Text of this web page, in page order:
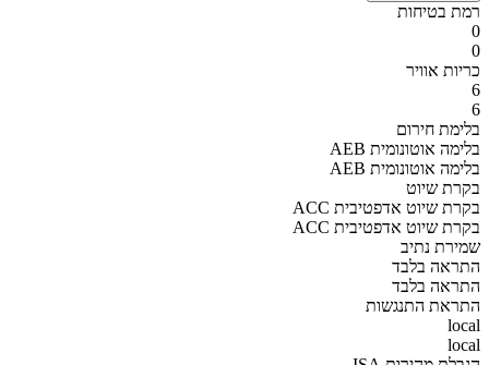
רמת בטיחות
0
0
כריות אוויר
6
6
בלימת חירום
AEB בלימה אוטונומית
AEB בלימה אוטונומית
בקרת שיוט
ACC בקרת שיוט אדפטיבית
ACC בקרת שיוט אדפטיבית
שמירת נתיב
התראה בלבד
התראה בלבד
התראת התנגשות
local
local